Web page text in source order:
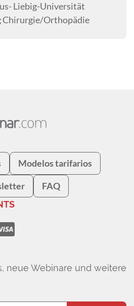
Liebig-Universität
Chirurgie/Orthopädie
Modelos tarifarios
FAQ
neue Webinare und weitere